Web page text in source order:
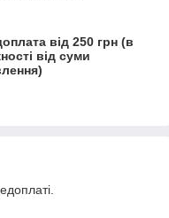
від 250 грн (в
від суми